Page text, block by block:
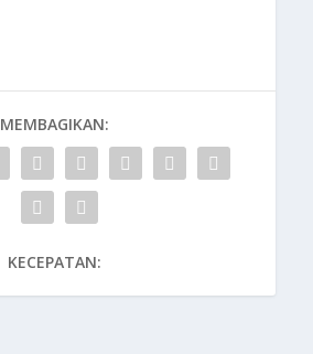
MEMBAGIKAN:
KECEPATAN: